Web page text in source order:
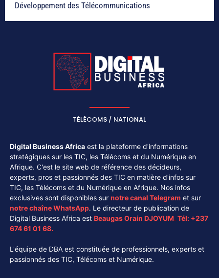
Développement des Télécommunications
TÉLÉCOMS / NATIONAL
Digital Business Africa est la plateforme d'informations
stratégiques sur les TIC, les Télécoms et du Numérique en
Afrique. C'est le site web de référence des décideurs,
experts, pros et passionnés des TIC en matière d'infos sur
TIC, les Télécoms et du Numérique en Afrique. Nos infos
exclusives sont disponibles sur notre canal Telegram et sur
notre chaîneWhatsApp. Le directeur de publication de
Digital Business Africa est Beaugas Orain DJOYUM. Tél: +237
674 61 01 68.
L'équipe de DBA est constituée de professionnels, experts et
passionnés des TIC, Télécoms et Numérique.